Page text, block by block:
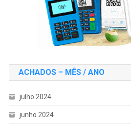
ACHADOS – MÊS / ANO
julho 2024
junho 2024